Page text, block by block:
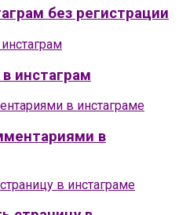
без регистрации
инстаграм
в